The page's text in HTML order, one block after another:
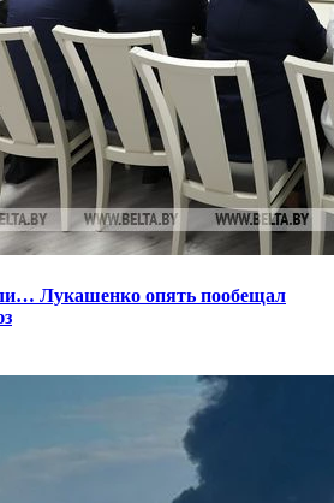
Лукашенко опять пообещал